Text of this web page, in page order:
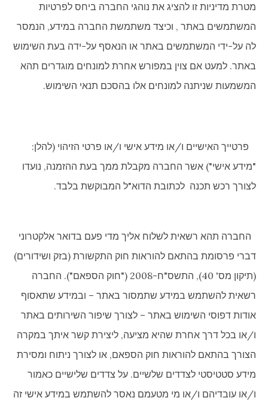
מטרת מדיניות זו להציג את נוהגי החברה ביחס לפרטיות
המשתמשים באתר , וכיצד משתמשת החברה במידע, הנמסר
לה על-ידי המשתמשים באתר או הנאסף על-ידה בעת השימוש
באתר. למעט אם צוין במפורש אחרת למונחים מוגדרים תהא
המשמעות שניתנה למונחים אלו בהסכם תנאי השימוש.
פרטייך האישיים ו/או מידע אישי ו/או פרטי הזיהוי (להלן:
"מידע אישי") אשר החברה מקבלת ממך בעת ההזמנה, נועדו
לצורך רכש תכנה לכתובת הדוא"ל המבוקשת בלבד.
החברה תהא רשאית לשלוח אליך מדי פעם בדואר אלקטרוני
דברי פרסומת בהתאם להוראות חוק התקשורת (בזק ושידורים)
(תיקון מס' 40), התשס"ח-2008 ("חוק הספאם"). החברה
רשאית להשתמש במידע שתמסור באתר – ובמידע שתאסוף
אודות דפוסי השימוש באתר – לצורך שיפור השירותים באתר
ו/או בכל דרך אחרת שהיא מציעה, ליצירת קשר איתך במקרה
הצורך בהתאם להוראות חוק הספאם, או לצורך ניתוח ומסירת
מידע סטטיסטי לצדדים שלשיים. על צדדים שלישיים כאמור
ו/או עובדיהם ו/או מי מטעמם נאסר להשתמש במידע אישי זה